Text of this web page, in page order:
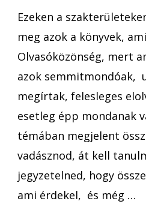
Ezeken a
meg azok a könyvek,
Olvasóközönség, mert
azok semmitmondóak,
megírtak, felesleges
esetleg épp mondanak
témában megjelent
vadásznod, át kell
jegyzetelned, hogy
ami érdekel, és még …